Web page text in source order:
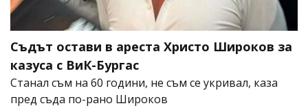
Съдът остави в ареста Христо Широков за
казуса с ВиК-Бургас
Станал съм на 60 години, не съм се укривал, каза
пред съда по-рано Широков